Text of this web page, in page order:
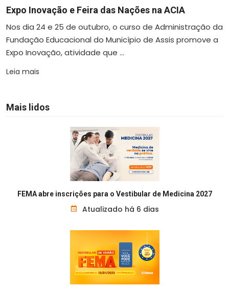
Expo Inovação e Feira das Nações na ACIA
Nos dia 24 e 25 de outubro, o curso de Administração da
Fundação Educacional do Município de Assis promove a
Expo Inovação, atividade que ...
Leia mais
Mais lidos
FEMA abre inscrições para o Vestibular de Medicina 2027
Atualizado há 6 dias